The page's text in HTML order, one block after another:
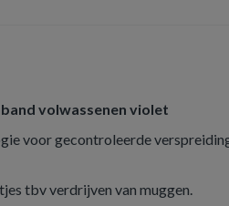
volwassenen violet
voor gecontroleerde
tbv verdrijven van muggen.